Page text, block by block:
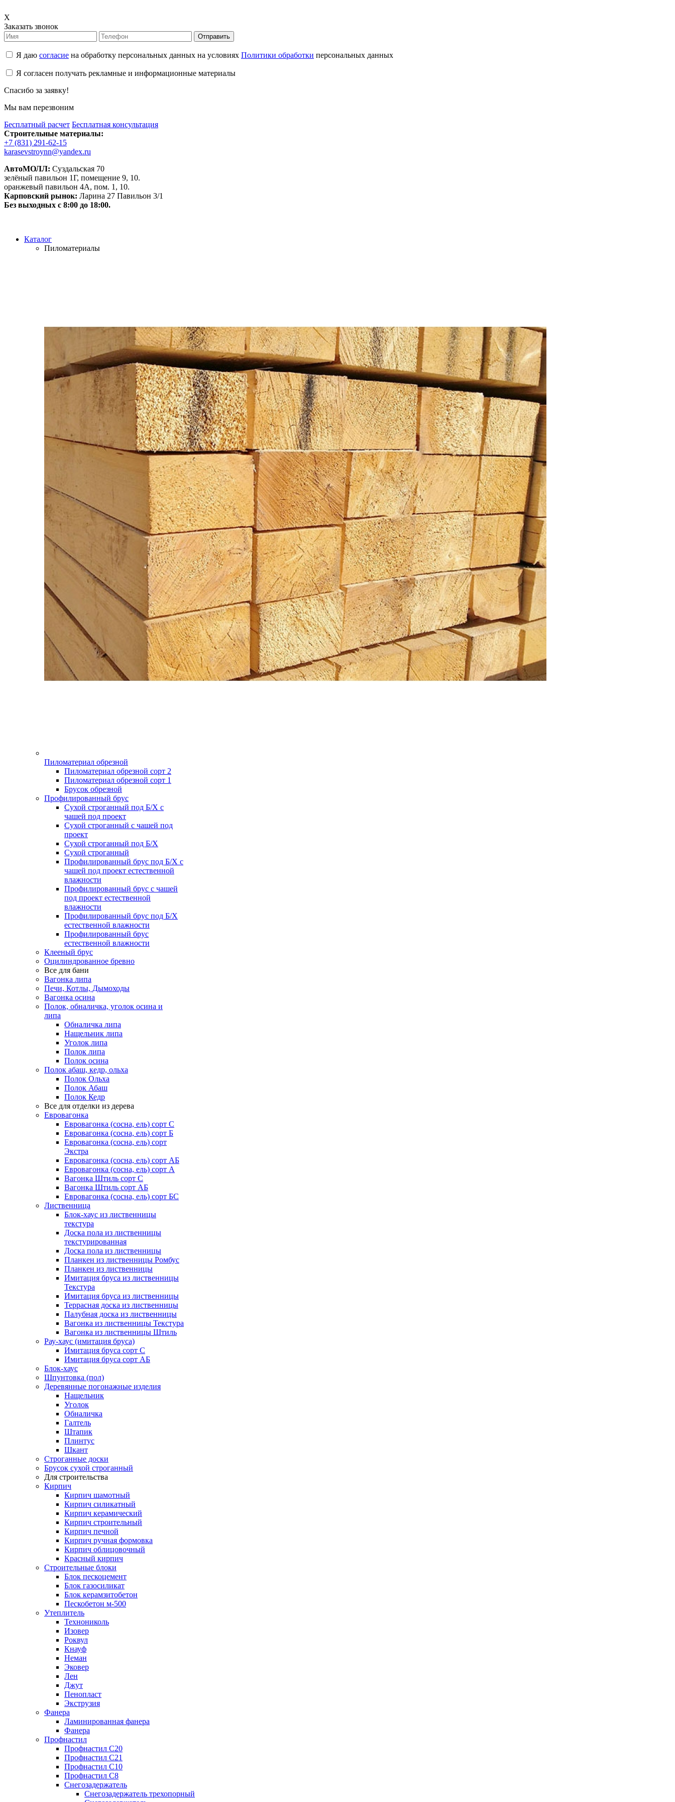
X
Заказать звонок
Отправить
Я даю согласие на обработку персональных данных на условиях Политики обработки персональных данных
Я согласен получать рекламные и информационные материалы
Спасибо за заявку!
Мы вам перезвоним
Бесплатный расчет Бесплатная консультация
Строительные материалы:
+7 (831) 291-62-15
karasevstroynn@yandex.ru
АвтоМОЛЛ: Суздальская 70
зелёный павильон 1Г, помещение 9, 10.
оранжевый павильон 4А, пом. 1, 10.
Карповский рынок: Ларина 27 Павильон 3/1
Без выходных с 8:00 до 18:00.
Каталог
Пиломатериалы
Пиломатериал обрезной
Пиломатериал обрезной сорт 2
Пиломатериал обрезной сорт 1
Брусок обрезной
Профилированный брус
Сухой строганный под Б/Х с
чашей под проект
Сухой строганный с чашей под
проект
Сухой строганный под Б/Х
Сухой строганный
Профилированный брус под Б/Х с
чашей под проект естественной
влажности
Профилированный брус с чашей
под проект естественной
влажности
Профилированный брус под Б/Х
естественной влажности
Профилированный брус
естественной влажности
Клееный брус
Оцилиндрованное бревно
Все для бани
Вагонка липа
Печи, Котлы, Дымоходы
Вагонка осина
Полок, обналичка, уголок осина и
липа
Обналичка липа
Нащельник липа
Уголок липа
Полок липа
Полок осина
Полок абаш, кедр, ольха
Полок Ольха
Полок Абаш
Полок Кедр
Все для отделки из дерева
Евровагонка
Евровагонка (сосна, ель) сорт С
Евровагонка (сосна, ель) сорт Б
Евровагонка (сосна, ель) сорт
Экстра
Евровагонка (сосна, ель) сорт АБ
Евровагонка (сосна, ель) сорт А
Вагонка Штиль сорт С
Вагонка Штиль сорт АБ
Евровагонка (сосна, ель) сорт БС
Лиственница
Блок-хаус из лиственницы
текстура
Доска пола из лиственницы
текстурированная
Доска пола из лиственницы
Планкен из лиственницы Ромбус
Планкен из лиственницы
Имитация бруса из лиственницы
Текстура
Имитация бруса из лиственницы
Террасная доска из лиственницы
Палубная доска из лиственницы
Вагонка из лиственницы Текстура
Вагонка из лиственницы Штиль
Рау-хаус (имитация бруса)
Имитация бруса сорт С
Имитация бруса сорт АБ
Блок-хаус
Шпунтовка (пол)
Деревянные погонажные изделия
Нащельник
Уголок
Обналичка
Галтель
Штапик
Плинтус
Шкант
Строганные доски
Брусок сухой строганный
Для строительства
Кирпич
Кирпич шамотный
Кирпич силикатный
Кирпич керамический
Кирпич строительный
Кирпич печной
Кирпич ручная формовка
Кирпич облицовочный
Красный кирпич
Строительные блоки
Блок пескоцемент
Блок газосиликат
Блок керамзитобетон
Пескобетон м-500
Утеплитель
Технониколь
Изовер
Роквул
Кнауф
Неман
Эковер
Лен
Джут
Пенопласт
Экструзия
Фанера
Ламинированная фанера
Фанера
Профнастил
Профнастил С20
Профнастил С21
Профнастил С10
Профнастил С8
Снегозадержатель
Снегозадержатель трехопорный